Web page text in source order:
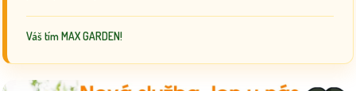
Váš tím MAX GARDEN!